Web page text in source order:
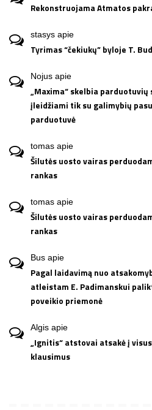
Rekonstruojama Atmatos
stasys apie
Tyrimas “čekiukų” byloje T.
Nojus apie
„Maxima“ skelbia parduotuvių
įleidžiami tik su galimybių
parduotuvė
tomas apie
Šilutės uosto vairas
rankas
tomas apie
Šilutės uosto vairas
rankas
Bus apie
Pagal laidavimą nuo
atleistam E. Padimanskui
poveikio priemonė
Algis apie
„Ignitis“ atstovai atsakė į
klausimus